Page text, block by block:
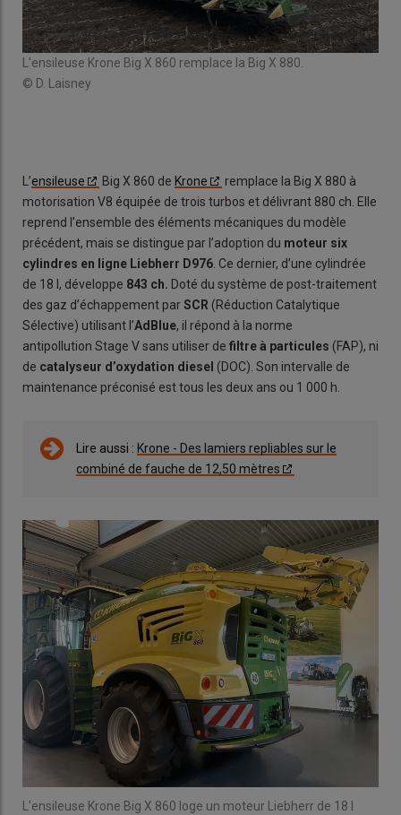
L'ensileuse Krone Big X 860 remplace la Big X 880.
© D. Laisney
L’ensileuse Big X 860 de Krone
remplace la Big X 880 à
motorisation V8 équipée de trois turbos et délivrant 880 ch. Elle
reprend l’ensemble des éléments mécaniques du modèle
précédent, mais se distingue par l’adoption du moteur six
cylindres en ligne Liebherr D976 . Ce dernier, d’une cylindrée
de 18 l, développe 843 ch. Doté du système de post-traitement
des gaz d’échappement parSCR (Réduction Catalytique
Sélective) utilisant l’AdBlue, il répond à la norme
antipollution Stage V sans utiliser de filtre à particules (FAP), ni
de catalyseur d’oxydation diesel (DOC). Son intervalle de
maintenance préconisé est tous les deux ans ou 1 000 h.
Lire aussi : Krone - Des lamiers repliables sur le
combiné de fauche de 12,50 mètres
L'ensileuse Krone Big X 860 loge un moteur Liebherr de 18 l